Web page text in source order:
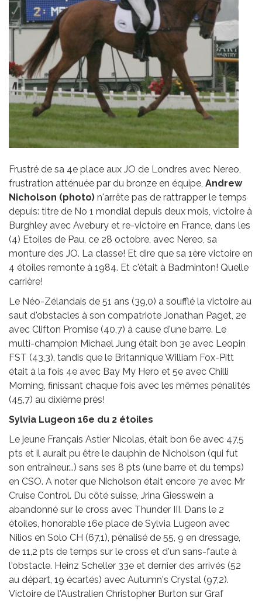
Frustré de sa 4e place aux JO de Londres avec Nereo,
frustration atténuée par du bronze en équipe, Andrew
Nicholson (photo) n'arrête pas de rattrapper le temps
depuis: titre de No 1 mondial depuis deux mois, victoire à
Burghley avec Avebury et re-victoire en France, dans les
(4) Etoiles de Pau, ce 28 octobre, avec Nereo, sa
monture des JO. La classe! Et dire que sa 1ère victoire en
4 étoiles remonte à 1984. Et c'était à Badminton! Quelle
carrière!
Le Néo-Zélandais de 51 ans (39,0) a soufflé la victoire au
saut d'obstacles à son compatriote Jonathan Paget, 2e
avec Clifton Promise (40,7) à cause d'une barre. Le
multi-champion Michael Jung était bon 3e avec Leopin
FST (43,3), tandis que le Britannique William Fox-Pitt
était à la fois 4e avec Bay My Hero et 5e avec Chilli
Morning, finissant chaque fois avec les mêmes pénalités
(45,7) au dixième près!
Sylvia Lugeon 16e du 2 étoiles
Le jeune Français Astier Nicolas, était bon 6e avec 47,5
pts et il aurait pu être le dauphin de Nicholson (qui fut
son entraîneur...) sans ses 8 pts (une barre et du temps)
en CSO. A noter que Nicholson était encore 7e avec Mr
Cruise Control. Du côté suisse, Jrina Giesswein a
abandonné sur le cross avec Thunder III. Dans le 2
étoiles, honorable 16e place de Sylvia Lugeon avec
Nilios en Solo CH (67,1), pénalisé de 55, 9 en dressage,
de 11,2 pts de temps sur le cross et d'un sans-faute à
l'obstacle. Heinz Scheller 33e et dernier des arrivés (52
au départ, 19 écartés) avec Autumn's Crystal (97,2).
Victoire de l'Australien Christopher Burton sur Graf